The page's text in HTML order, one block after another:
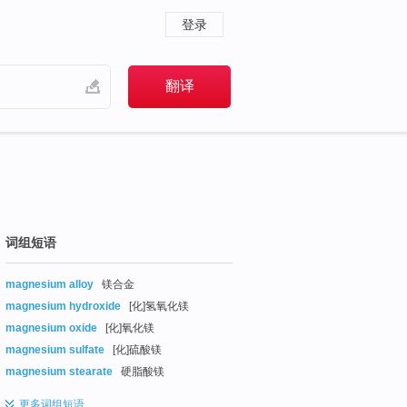
登录
词组短语
magnesium alloy
镁合金
magnesium hydroxide
[化]氢氧化镁
magnesium oxide
[化]氧化镁
magnesium sulfate
[化]硫酸镁
magnesium stearate
硬脂酸镁
更多词组短语